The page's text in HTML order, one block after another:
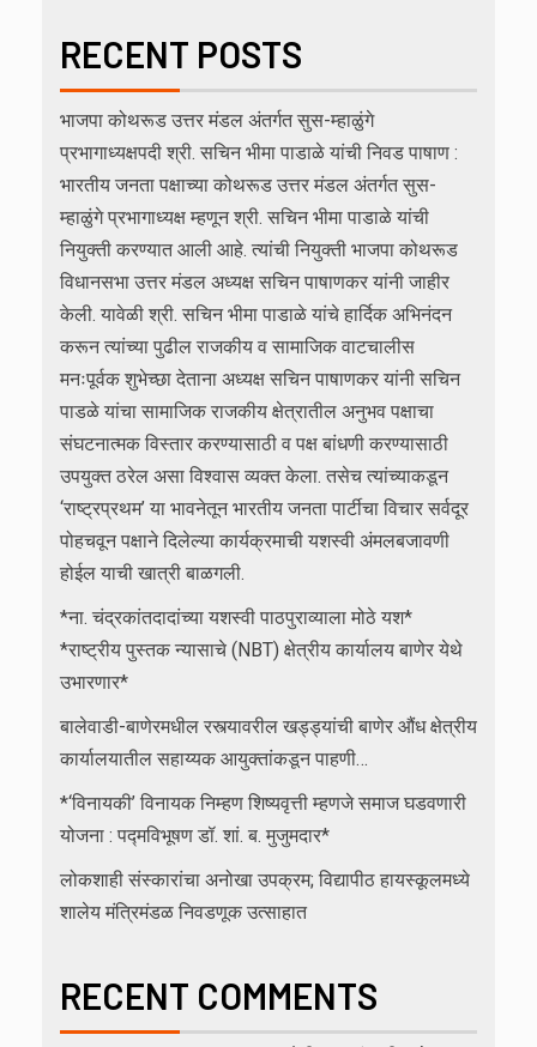
RECENT POSTS
भाजपा कोथरूड उत्तर मंडल अंतर्गत सुस-म्हाळुंगे
प्रभागाध्यक्षपदी श्री. सचिन भीमा पाडाळे यांची निवड पाषाण :
भारतीय जनता पक्षाच्या कोथरूड उत्तर मंडल अंतर्गत सुस-
म्हाळुंगे प्रभागाध्यक्ष म्हणून श्री. सचिन भीमा पाडाळे यांची
नियुक्ती करण्यात आली आहे. त्यांची नियुक्ती भाजपा कोथरूड
विधानसभा उत्तर मंडल अध्यक्ष सचिन पाषाणकर यांनी जाहीर
केली. यावेळी श्री. सचिन भीमा पाडाळे यांचे हार्दिक अभिनंदन
करून त्यांच्या पुढील राजकीय व सामाजिक वाटचालीस
मनःपूर्वक शुभेच्छा देताना अध्यक्ष सचिन पाषाणकर यांनी सचिन
पाडळे यांचा सामाजिक राजकीय क्षेत्रातील अनुभव पक्षाचा
संघटनात्मक विस्तार करण्यासाठी व पक्ष बांधणी करण्यासाठी
उपयुक्त ठरेल असा विश्वास व्यक्त केला. तसेच त्यांच्याकडून
‘राष्ट्रप्रथम’ या भावनेतून भारतीय जनता पार्टीचा विचार सर्वदूर
पोहचवून पक्षाने दिलेल्या कार्यक्रमाची यशस्वी अंमलबजावणी
होईल याची खात्री बाळगली.
*ना. चंद्रकांतदादांच्या यशस्वी पाठपुराव्याला मोठे यश*
*राष्ट्रीय पुस्तक न्यासाचे (NBT) क्षेत्रीय कार्यालय बाणेर येथे
उभारणार*
बालेवाडी-बाणेरमधील रस्त्यावरील खड्ड्यांची बाणेर औंध क्षेत्रीय
कार्यालयातील सहाय्यक आयुक्तांकडून पाहणी…
*‘विनायकी’ विनायक निम्हण शिष्यवृत्ती म्हणजे समाज घडवणारी
योजना : पद्मविभूषण डॉ. शां. ब. मुजुमदार*
लोकशाही संस्कारांचा अनोखा उपक्रम; विद्यापीठ हायस्कूलमध्ये
शालेय मंत्रिमंडळ निवडणूक उत्साहात
RECENT COMMENTS